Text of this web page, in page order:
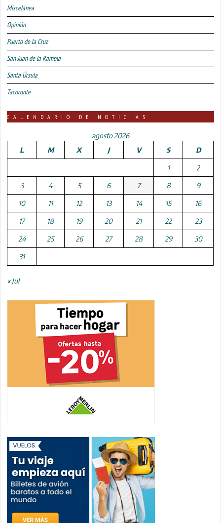
Miscelánea
Opinión
Puerto de la Cruz
San Juan de la Rambla
Santa Úrsula
Tacoronte
CALENDARIO DE NOTICIAS
agosto 2026
L
M X J V S D
1 2
3 4 5 6 7 8 9
10 11 12 13 14 15 16
17 18 19 20 21 22 23
24 25 26 27 28 29 30
31
« Jul